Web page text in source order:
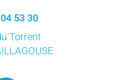
53 30
Torrent